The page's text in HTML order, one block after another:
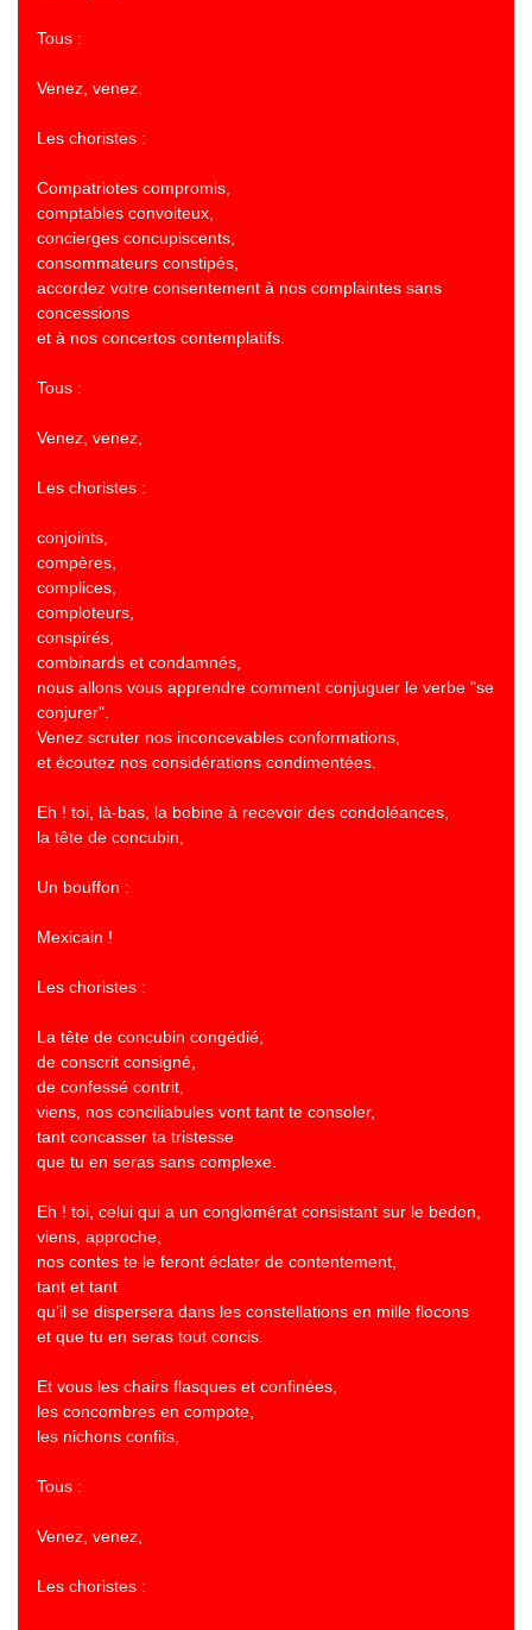
Tous :
Venez, venez.
Les choristes :
Compatriotes compromis,
comptables convoiteux,
concierges concupiscents,
consommateurs constipés,
accordez votre consentement à nos complaintes sans
concessions
et à nos concertos contemplatifs.
Tous :
Venez, venez,
Les choristes :
conjoints,
compères,
complices,
comploteurs,
conspirés,
combinards et condamnés,
nous allons vous apprendre comment conjuguer le verbe "se
conjurer".
Venez scruter nos inconcevables conformations,
et écoutez nos considérations condimentées.
Eh ! toi, là-bas, la bobine à recevoir des condoléances,
la tête de concubin,
Un bouffon :
Mexicain !
Les choristes :
La tête de concubin congédié,
de conscrit consigné,
de confessé contrit,
viens, nos conciliabules vont tant te consoler,
tant concasser ta tristesse
que tu en seras sans complexe.
Eh ! toi, celui qui a un conglomérat consistant sur le bedon,
viens, approche,
nos contes te le feront éclater de contentement,
tant et tant
qu’il se dispersera dans les constellations en mille flocons
et que tu en seras tout concis.
Et vous les chairs flasques et confinées,
les concombres en compote,
les nichons confits,
Tous :
Venez, venez,
Les choristes :